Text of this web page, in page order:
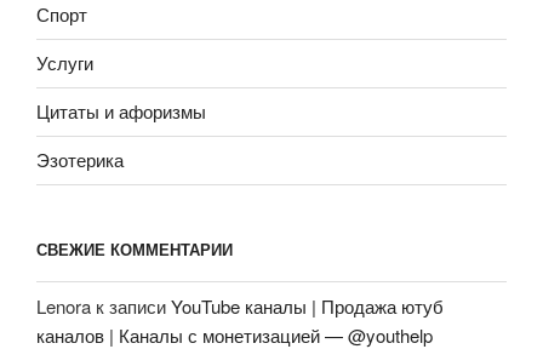
Спорт
Услуги
Цитаты и афоризмы
Эзотерика
СВЕЖИЕ КОММЕНТАРИИ
Lenora к записиYouTube каналы | Продажа ютуб
каналов | Каналы с монетизацией — @youthelp